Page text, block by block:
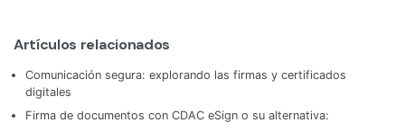
Artículos relacionados
Comunicación segura: explorando las firmas y certificados
digitales
Firma de documentos con CDAC eSign o su alternativa: